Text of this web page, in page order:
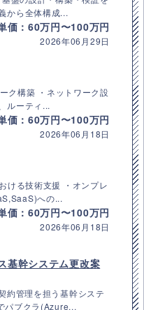
から全体構成...
価：60万円〜100万円
2026年06月29日
ク構築 ・ネットワーク設
ルーティ...
価：60万円〜100万円
2026年06月18日
ける技術支援 ・オンプレ
への...
価：60万円〜100万円
2026年06月18日
基幹システム更改案
約管理を担う基幹システ
パブクラ(Azure...